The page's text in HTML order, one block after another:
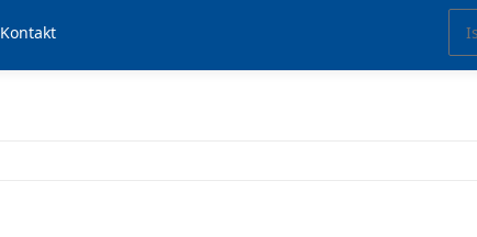
Kontakt